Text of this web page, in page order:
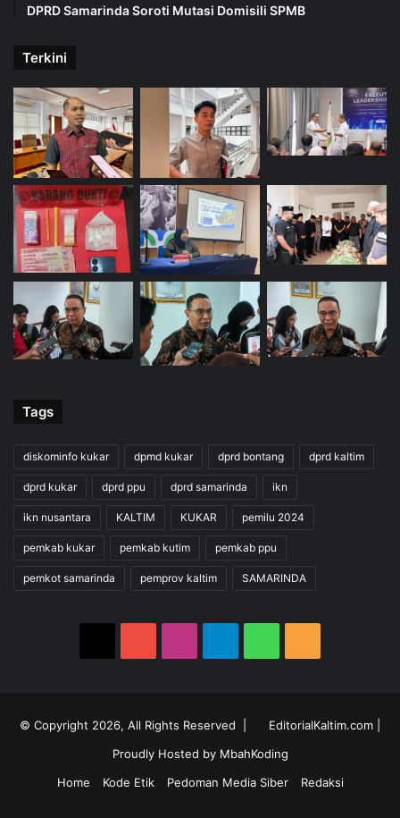
DPRD Samarinda Soroti Mutasi Domisili SPMB
Terkini
Tags
diskominfo kukar dpmd kukar dprd bontang dprd kaltim
dprd kukar dprd ppu dprd samarinda ikn
ikn nusantara KALTIM KUKAR pemilu 2024
pemkab kukar pemkab kutim pemkab ppu
pemkot samarinda pemprov kaltim SAMARINDA
© Copyright 2026, All Rights Reserved | EditorialKaltim.com
Proudly Hosted by MbahKoding
Home
Kode Etik Pedoman Media Siber Redaksi